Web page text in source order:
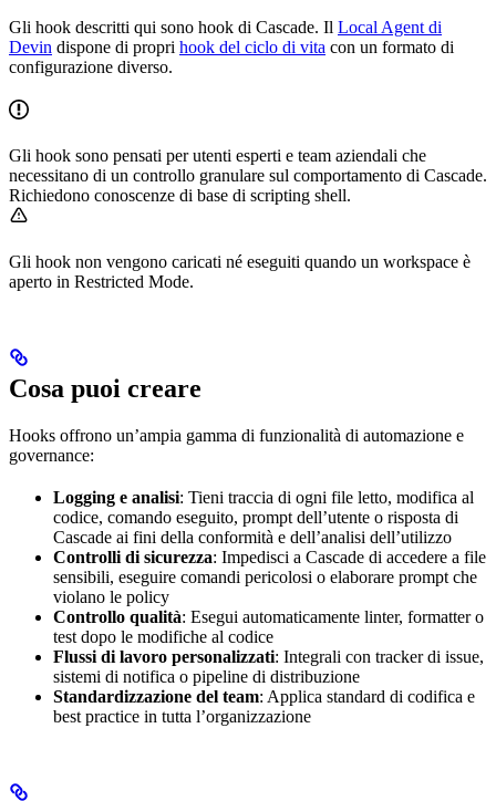
Gli hook descritti qui sono hook di Cascade. Il Local Agent di
Devin dispone di propri hook del ciclo di vita con un formato di
configurazione diverso.
Gli hook sono pensati per utenti esperti e team aziendali che
necessitano di un controllo granulare sul comportamento di Cascade.
Richiedono conoscenze di base di scripting shell.
Gli hook non vengono caricati né eseguiti quando un workspace è
aperto in Restricted Mode.
Cosa puoi creare
Hooks offrono un’ampia gamma di funzionalità di automazione e
governance:
Logging e analisi: Tieni traccia di ogni file letto, modifica al
codice, comando eseguito, prompt dell’utente o risposta di
Cascade ai fini della conformità e dell’analisi dell’utilizzo
Controlli di sicurezza: Impedisci a Cascade di accedere a file
sensibili, eseguire comandi pericolosi o elaborare prompt che
violano le policy
Controllo qualità: Esegui automaticamente linter, formatter o
test dopo le modifiche al codice
Flussi di lavoro personalizzati: Integrali con tracker di issue,
sistemi di notifica o pipeline di distribuzione
Standardizzazione del team: Applica standard di codifica e
best practice in tutta l’organizzazione